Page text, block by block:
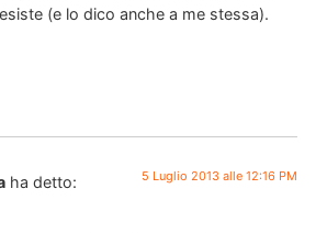
(e lo dico anche a me stessa).
ha detto: 5 Luglio 2013 alle 12:16 PM